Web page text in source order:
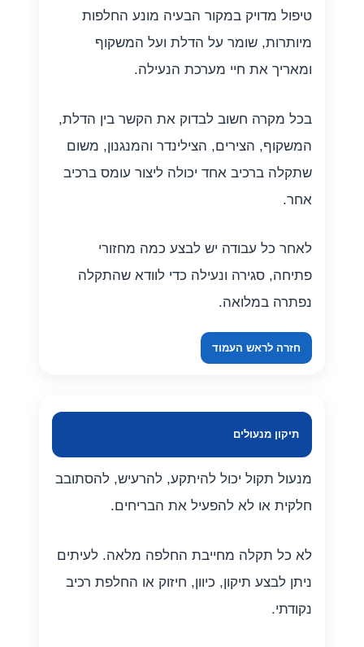
טיפול מדויק במקור הבעיה מונע החלפות
מיותרות, שומר על הדלת ועל המשקוף
ומאריך את חיי מערכת הנעילה.
בכל מקרה חשוב לבדוק את הקשר בין הדלת,
המשקוף, הצירים, הצילינדר והמנגנון, משום
שתקלה ברכיב אחד יכולה ליצור עומס ברכיב
אחר.
לאחר כל עבודה יש לבצע כמה מחזורי
פתיחה, סגירה ונעילה כדי לוודא שהתקלה
נפתרה במלואה.
חזרה לראש העמוד
תיקון מנעולים
מנעול תקול יכול להיתקע, להרעיש, להסתובב
חלקית או לא להפעיל את הבריחים.
לא כל תקלה מחייבת החלפה מלאה. לעיתים
ניתן לבצע תיקון, כיוון, חיזוק או החלפת רכיב
נקודתי.